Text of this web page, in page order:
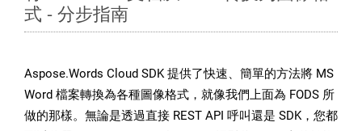
式 - 分步指南
Aspose.Words Cloud SDK 提供了快速、簡單的方法將 MS
Word 檔案轉換為各種圖像格式，就像我們上面為 FODS 所
做的那樣。無論是透過直接 REST API 呼叫還是 SDK，您都